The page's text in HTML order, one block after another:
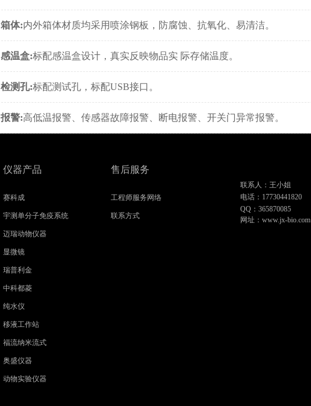
箱体:内外箱体材质均采用喷涂钢板，防腐蚀、抗氧化、易清洁。
感温盒:标配感温盒设计，真实反映物品实 际存储温度。
检测孔:标配测试孔，标配USB接口。
报警:高低温报警、传感器故障报警、断电报警、开关门异常报警。
仪器产品
赛科成
宇测单分子免疫系统
迈瑞动物仪器
显微镜
瑞普利金
中科都菱
纯水仪
移液工作站
福流纳米流式
奥盛仪器
动物实验仪器
售后服务
工程师服务网络
联系方式
联系人：王小姐
电话：17730441820
QQ：365870085
网址：www.jx-bio.com